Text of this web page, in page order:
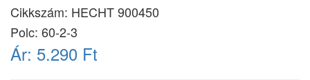
Cikkszám: HECHT 900450
Polc: 60-2-3
Ár: 5.290 Ft